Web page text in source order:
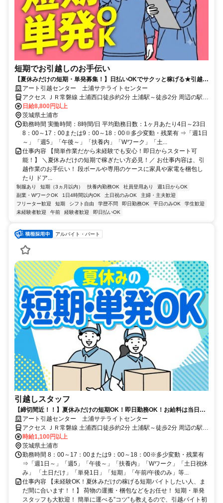
短期でお引越しのお手伝い
【夏休みだけの短期・単発募集！】日払いOKでサクッと稼げる★引越バ
イトが初めてでも大歓迎！
アート引越センター 土浦サテライトセンター
アクセス ＪＲ常磐線 土浦西口徒歩約2分 土浦駅～徒歩2分 周辺の駅：
神立駅、荒川沖駅
日給8,800円以上
茨城県土浦市
勤務時間 実働時間：8時間/日 平均勤務日数：1ヶ月あたり4日～23日
8：00～17：00または9：00～18：00※多少変動・残業有 ⇒「週1日
～」「週5」「午後～」「扶養内」「Wワーク」「土...
仕事内容 【簡単作業だから未経験でも安心！即日からスタート可
能！】 ＼夏休みだけの短期で稼ぎたい方必見！／ お仕事内容は、引
越作業のお手伝い！ 段ボールや専用のケースに家具や家電を梱包し
たり ドア...
制服あり 短期（3ヵ月以内） 扶養内勤務OK 社員登用あり
週1日からOK
副業・WワークOK
1日4時間以内OK 土日祝のみOK
主婦・主夫歓迎
フリーター歓迎
短期 シフト自由 学歴不問 即日勤務OK 平日のみOK
学生歓迎
未経験者歓迎
午前 経験者歓迎 即日払いOK
アルバイト・パート
引越しスタッフ
【締切間近！！】夏休みだけの短期OK！即日勤務OK！お給料は当日全
額手渡しでスグ稼げる！誰でも簡単作業！
アート引越センター 土浦サテライトセンター
アクセス ＪＲ常磐線 土浦西口徒歩約2分 土浦駅～徒歩2分 周辺の駅：
神立駅、荒川沖駅
時給1,100円以上
茨城県土浦市
勤務時間 8：00～17：00または9：00～18：00※多少変動・残業有
⇒「週1日～」「週5」「午後～」「扶養内」「Wワーク」「土日祝休
み」 「土日だけ」「単発1日」「短期」「午前/午後のみ」等...
仕事内容 【未経験OK！夏休みだけの稼げる短期バイトしたい人、ま
だ間に合います！！】 荷物の運搬・梱包などをお任せ！ 短期・単発
スタッフも大歓迎！ 簡単に運べる”コツ”も教えるので、引越バイト初